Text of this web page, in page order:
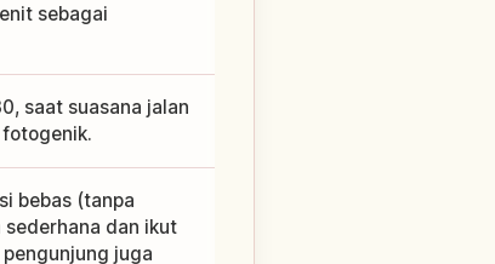
sebagai
saat suasana jalan
bebas (tanpa
dan ikut
juga